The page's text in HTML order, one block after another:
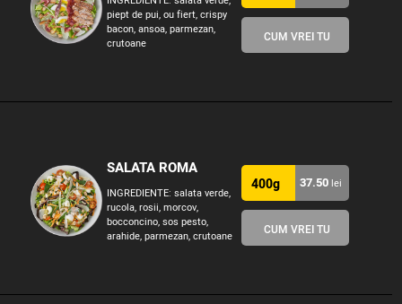
piept de pui, ou fiert, crispy
bacon, ansoa, parmezan,
crutoane
CUM VREI TU
SALATA ROMA
INGREDIENTE: salata verde,
rucola, rosii, morcov,
bocconcino, sos pesto,
arahide, parmezan, crutoane
400g 37.50 lei
CUM VREI TU